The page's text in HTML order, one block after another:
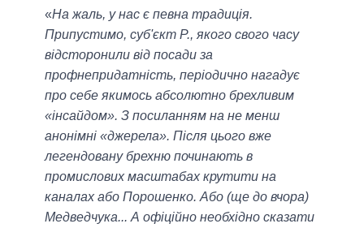
«На жаль, у нас є певна традиція.
Припустимо, суб'єкт Р., якого свого часу
відсторонили від посади за
профнепридатність, періодично нагадує
про себе якимось абсолютно брехливим
«інсайдом». З посиланням на не менш
анонімні «джерела». Після цього вже
легендовану брехню починають в
промислових масштабах крутити на
каналах або Порошенко. Або (ще до вчора)
Медведчука... А офіційно необхідно сказати